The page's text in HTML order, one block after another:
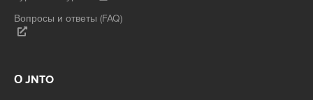
Вопросы и ответы (FAQ)
О JNTO